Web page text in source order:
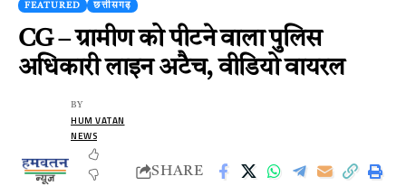
FEATURED छत्तीसगढ़
CG – ग्रामीण को पीटने वाला पुलिस
अधिकारी लाइन अटैच, वीडियो वायरल
BY
HUM VATAN
NEWS
SHARE